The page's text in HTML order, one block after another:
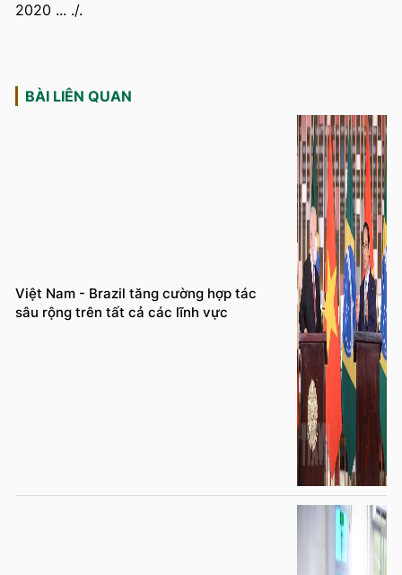
2020 ... ./.
BÀI LIÊN QUAN
Việt Nam - Brazil tăng cường hợp tác
sâu rộng trên tất cả các lĩnh vực